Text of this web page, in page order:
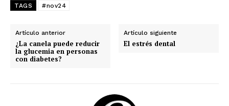
TAGS #nov24
Artículo anterior
¿La canela puede reducir
la glucemia en personas
con diabetes?
Artículo siguiente
El estrés dental